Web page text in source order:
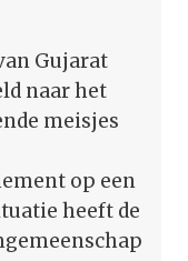
Gujarat
naar het
meisjes
op een
heeft de